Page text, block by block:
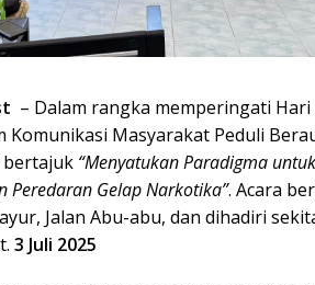
– Dalam rangka memperingati
Komunikasi Masyarakat Peduli
bertajuk “Menyatukan Paradigma
Peredaran Gelap Narkotika”. Acara
Jalan Abu-abu, dan dihadiri
3 Juli 2025